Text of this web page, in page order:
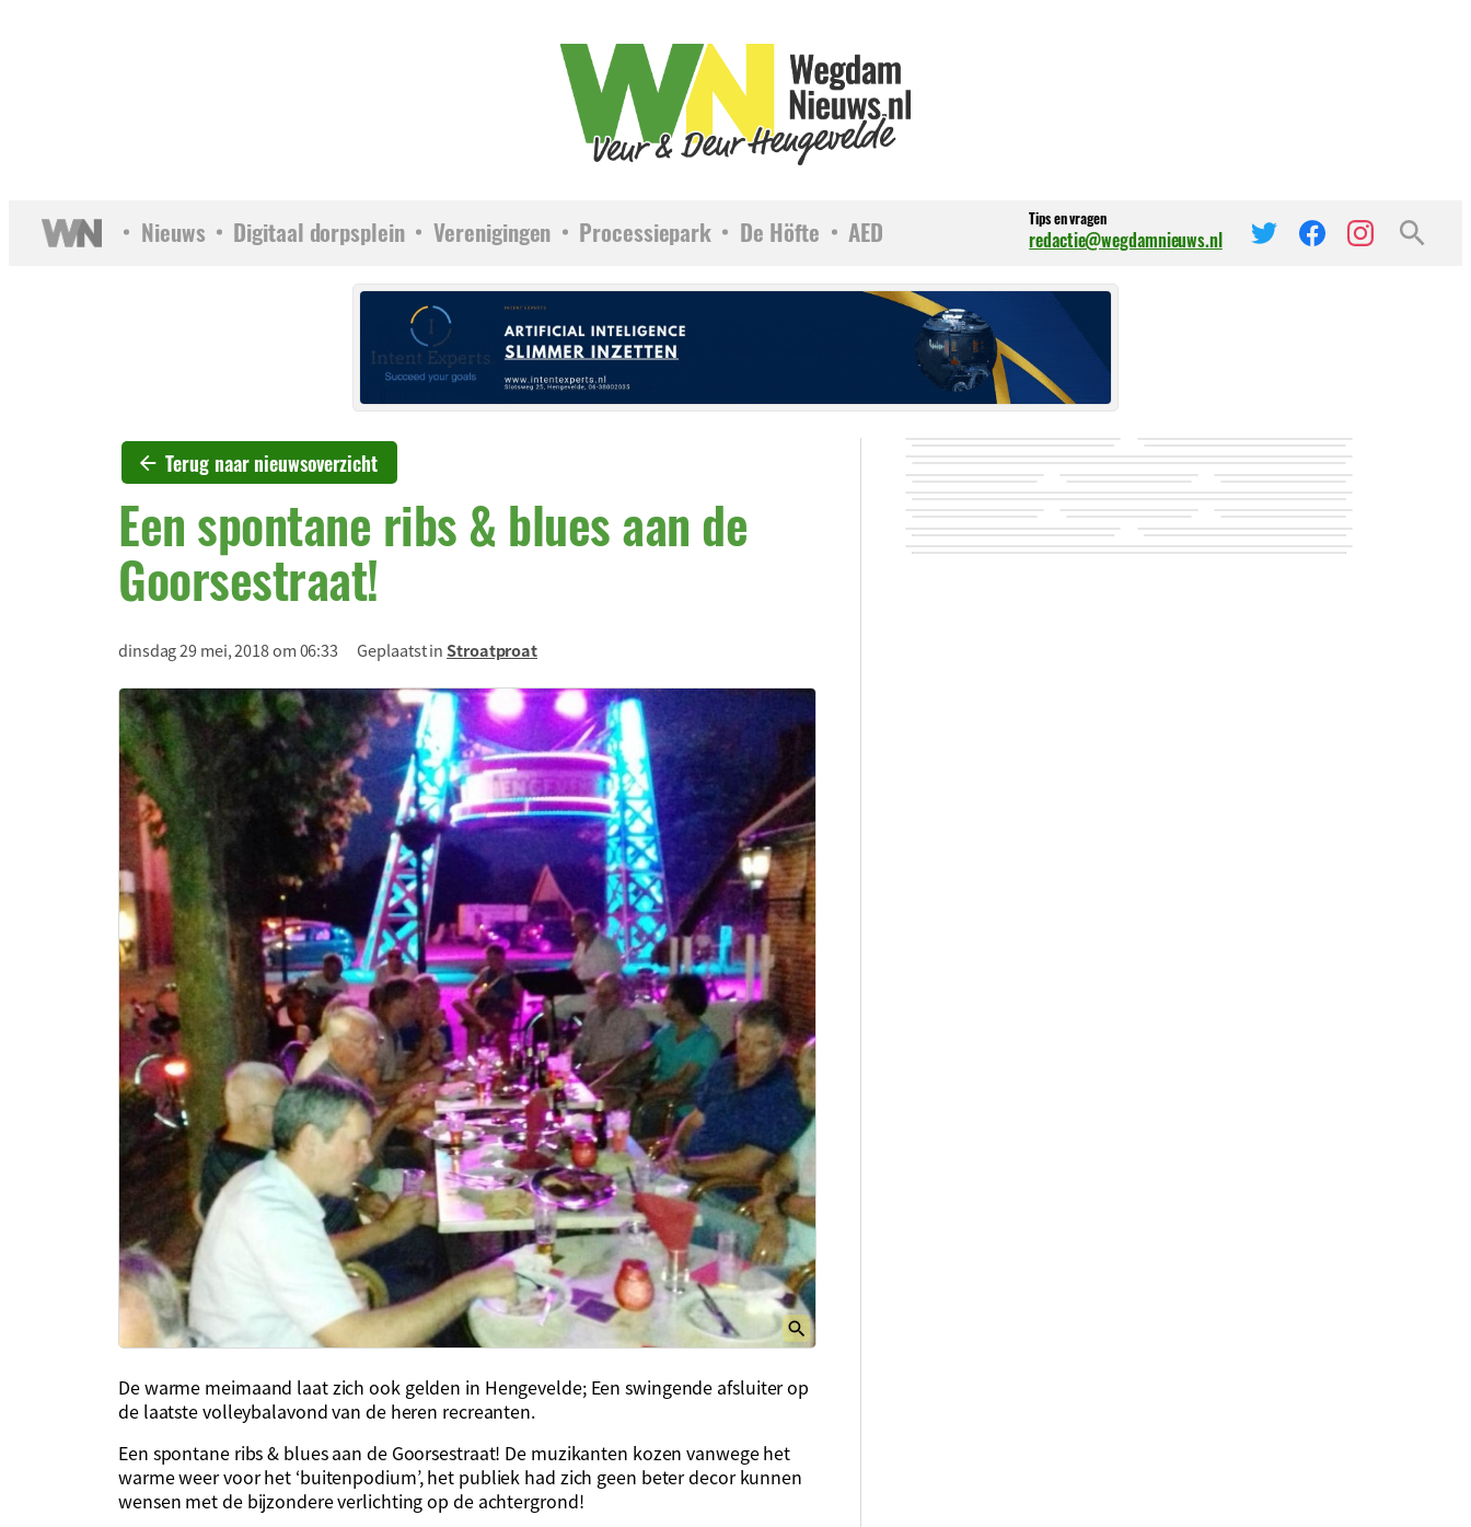
Nieuws Digitaal dorpsplein Verenigingen Processiepark De Höfte AED Tips en vragen
redactie@wegdamnieuws.nl
Terug naar nieuwsoverzicht
Een spontane ribs & blues aan de
Goorsestraat!
dinsdag 29 mei, 2018 om 06:33 Geplaatst inStroatproat
De warme meimaand laat zich ook gelden in Hengevelde; Een swingende afsluiter op
de laatste volleybalavond van de heren recreanten.
Een spontane ribs & blues aan de Goorsestraat! De muzikanten kozen vanwege het
warme weer voor het ‘buitenpodium’, het publiek had zich geen beter decor kunnen
wensen met de bijzondere verlichting op de achtergrond!